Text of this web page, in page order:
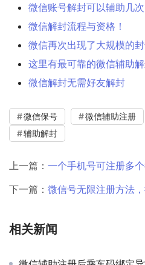
微信账号解封可以辅助几
微信解封流程与资格！
微信再次出现了大规模的
这里有最可靠的微信辅助解
微信解封无需好友解封
微信保号 微信辅助注册
辅助解封
上一篇： 一个手机号可注册多
下一篇： 微信号无限注册方法
相关新闻